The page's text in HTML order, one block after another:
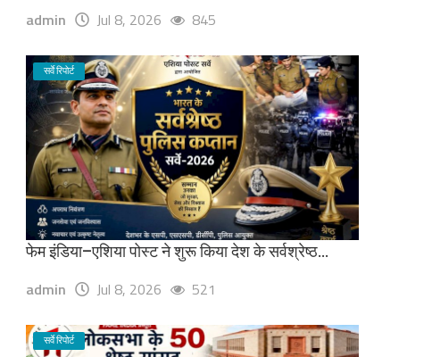
admin Jul 8, 2026 845
सर्वे रिपोर्ट
फेम इंडिया–एशिया पोस्ट ने शुरू किया देश के सर्वश्रेष्ठ...
admin Jul 8, 2026 521
सर्वे रिपोर्ट